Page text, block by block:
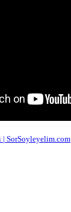
SorSoyleyelim.com